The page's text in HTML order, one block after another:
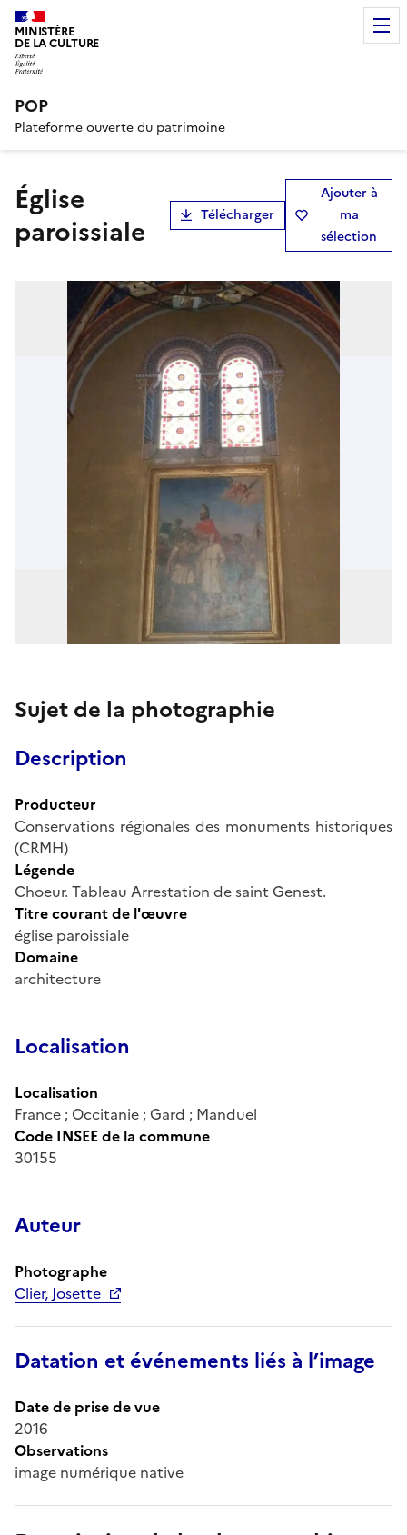
MINISTÈRE
DE LA CULTURE
POP
Plateforme ouverte du patrimoine
église
paroissiale
Télécharger
Ajouter à
ma
sélection
Sujet de la photographie
Description
Producteur
Conservations régionales des monuments historiques
(CRMH)
Légende
Choeur. Tableau Arrestation de saint Genest.
Titre courant de l'œuvre
église paroissiale
Domaine
architecture
Localisation
Localisation
France ; Occitanie ; Gard ; Manduel
Code INSEE de la commune
30155
Auteur
Photographe
Clier, Josette
Datation et événements liés à l’image
Date de prise de vue
2016
Observations
image numérique native